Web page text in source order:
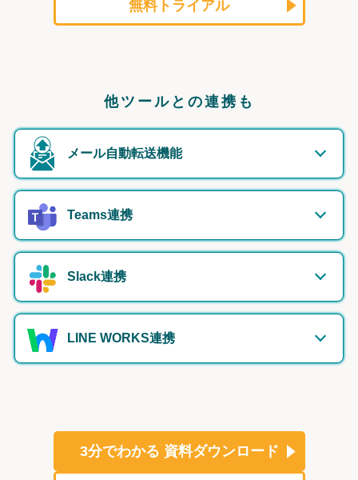
無料トライアル
他ツールとの連携も
メール自動転送機能
Teams連携
Slack連携
LINE WORKS連携
3分でわかる 資料ダウンロード